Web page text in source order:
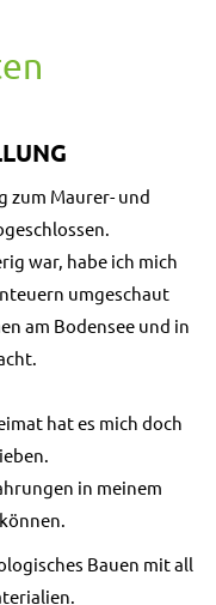
zum Maurer- und
war, habe ich mich
umgeschaut
am Bodensee und in
hat es mich doch
in meinem
Bauen mit all